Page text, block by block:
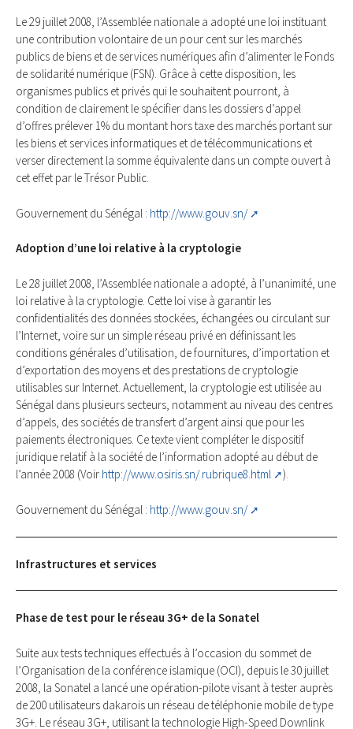
Le 29 juillet 2008, l’Assemblée nationale a adopté une loi instituant
une contribution volontaire de un pour cent sur les marchés
publics de biens et de services numériques afin d’alimenter le Fonds
de solidarité numérique (FSN). Grâce à cette disposition, les
organismes publics et privés qui le souhaitent pourront, à
condition de clairement le spécifier dans les dossiers d’appel
d’offres prélever 1% du montant hors taxe des marchés portant sur
les biens et services informatiques et de télécommunications et
verser directement la somme équivalente dans un compte ouvert à
cet effet par le Trésor Public.
Gouvernement du Sénégal : http://www.gouv.sn/
Adoption d’une loi relative à la cryptologie
Le 28 juillet 2008, l’Assemblée nationale a adopté, à l’unanimité, une
loi relative à la cryptologie. Cette loi vise à garantir les
confidentialités des données stockées, échangées ou circulant sur
l’Internet, voire sur un simple réseau privé en définissant les
conditions générales d’utilisation, de fournitures, d’importation et
d’exportation des moyens et des prestations de cryptologie
utilisables sur Internet. Actuellement, la cryptologie est utilisée au
Sénégal dans plusieurs secteurs, notamment au niveau des centres
d’appels, des sociétés de transfert d’argent ainsi que pour les
paiements électroniques. Ce texte vient compléter le dispositif
juridique relatif à la société de l’information adopté au début de
l’année 2008 (Voir http://www.osiris.sn/ rubrique8.html ).
Gouvernement du Sénégal : http://www.gouv.sn/
Infrastructures et services
Phase de test pour le réseau 3G+ de la Sonatel
Suite aux tests techniques effectués à l’occasion du sommet de
l’Organisation de la conférence islamique (OCI), depuis le 30 juillet
2008, la Sonatel a lancé une opération-pilote visant à tester auprès
de 200 utilisateurs dakarois un réseau de téléphonie mobile de type
3G+. Le réseau 3G+, utilisant la technologie High-Speed Downlink